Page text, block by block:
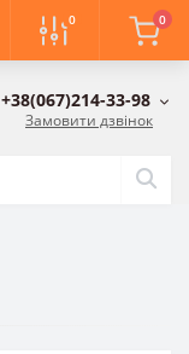
0 0
+38(067)214-33-98
Замовити дзвінок